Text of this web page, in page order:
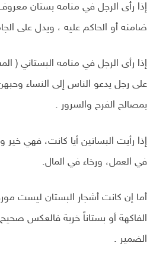
إذا رأى الرجل في منامه بستان
ضامنه أو الحاكم عليه ، ويدل على
إذا رأى الرجل في منامه البستاني (
على رجل يدعو الناس إلى النساء
بمصالح الفرح والسرور .
إذا رأيت البساتين أيا كانت، فهي
في العمل، ورخاء في المال.
أما إن كانت أشجار البستان لیست
الفاكهة أو بستاناً خربة فالعكس
الضمير .